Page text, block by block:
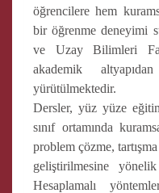
öğrencilere hem
bir öğrenme deneyimi
ve Uzay Bilimleri
akademik
yürütülmektedir.
Dersler, yüz yüze
sınıf ortamında
problem çözme,
geliştirilmesine
Hesaplamalı